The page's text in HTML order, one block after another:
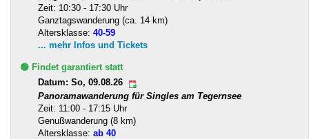
Zeit: 10:30 - 17:30 Uhr
Ganztagswanderung (ca. 14 km)
Altersklasse: 40-59
... mehr Infos und Tickets
🟢 Findet garantiert statt
Datum: So, 09.08.26
Panoramawanderung für Singles am Tegernsee
Zeit: 11:00 - 17:15 Uhr
Genußwanderung (8 km)
Altersklasse: ab 40